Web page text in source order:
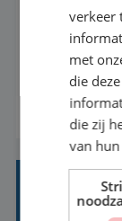
Als
afdelingen
adviezen,
producten
uit ons
BEKIJK
INKOPER
verkeer
met
die
die zij
van